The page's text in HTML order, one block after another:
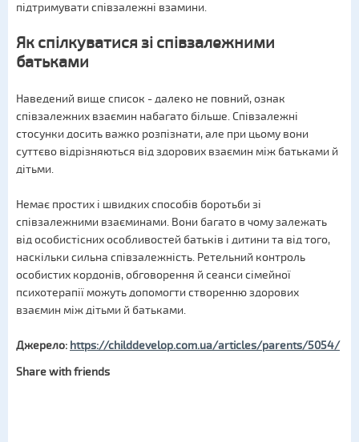
підтримувати співзалежні взамини.
Як спілкуватися зі співзалежними
батьками
Наведений вище список - далеко не повний, ознак
співзалежних взаємин набагато більше. Співзалежні
стосунки досить важко розпізнати, але при цьому вони
суттєво відрізняються від здорових взаємин між батьками й
дітьми.
Немає простих і швидких способів боротьби зі
співзалежними взаєминами. Вони багато в чому залежать
від особистісних особливостей батьків і дитини та від того,
наскільки сильна співзалежність. Ретельний контроль
особистих кордонів, обговорення й сеанси сімейної
психотерапії можуть допомогти створенню здорових
взаємин між дітьми й батьками.
Джерело: https://childdevelop.com.ua/articles/parents/5054/
Share with friends